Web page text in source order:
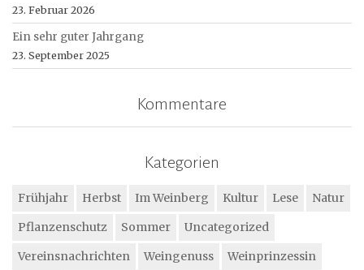
23. Februar 2026
Ein sehr guter Jahrgang
23. September 2025
Kommentare
Kategorien
Frühjahr Herbst Im Weinberg Kultur Lese
Natur
Pflanzenschutz
Sommer
Uncategorized
Vereinsnachrichten
Weingenuss
Weinprinzessin